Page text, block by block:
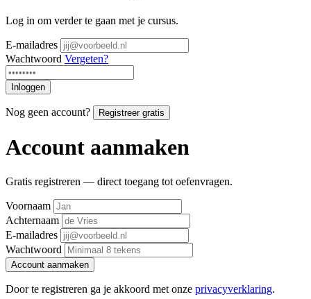
Log in om verder te gaan met je cursus.
E-mailadres
Wachtwoord Vergeten?
Inloggen
Nog geen account? Registreer gratis
Account aanmaken
Gratis registreren — direct toegang tot oefenvragen.
Voornaam
Achternaam
E-mailadres
Wachtwoord
Account aanmaken
Door te registreren ga je akkoord met onze privacyverklaring.